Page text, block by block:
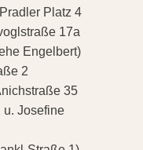
Platz 4
17a
Engelbert)
2
35
u. Josefine